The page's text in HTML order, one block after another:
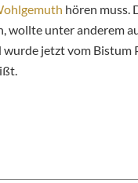
hören muss.
wollte unter anderem
jetzt vom Bistum